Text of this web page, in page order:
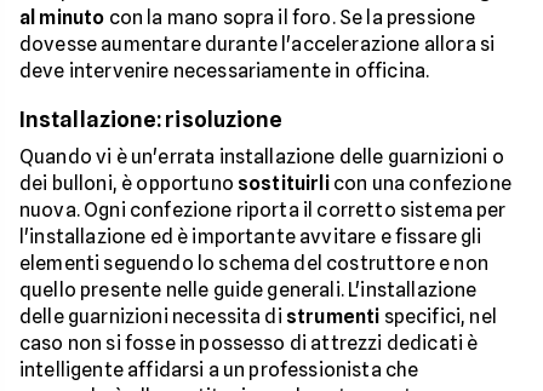
al minuto con la mano sopra il foro. Se la pressione
dovesse aumentare durante l'accelerazione allora si
deve intervenire necessariamente in officina.
Installazione: risoluzione
Quando vi è un'errata installazione delle guarnizioni o
dei bulloni, è opportuno sostituirlicon una confezione
nuova. Ogni confezione riporta il corretto sistema per
l'installazione ed è importante avvitare e fissare gli
elementi seguendo lo schema del costruttore e non
quello presente nelle guide generali. L'installazione
delle guarnizioni necessita di strumenti specifici, nel
caso non si fosse in possesso di attrezzi dedicati è
intelligente affidarsi a un professionista che